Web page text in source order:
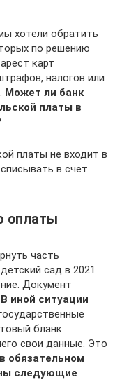
хотели обратить
по решению
карт
налогов или
Может ли банк
платы в
платы не входит в
в счет
оплаты
часть
сад в 2021
Документ
В иной ситуации
бланк.
свои данные. Это
обязательном
следующие